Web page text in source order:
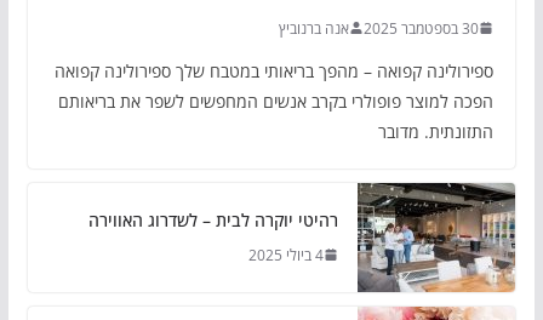
30 בספטמבר 2025 אנה ברנוביץ
ספירולינה קפואה – מהפך בריאותי במטבח שלך ספירולינה קפואה
הפכה למוצר פופולרי בקרב אנשים המחפשים לשפר את בריאותם
התזונתית. מדובר
רהיטי יוקרה לבית – לשדרוג האווירה
4 ביולי 2025